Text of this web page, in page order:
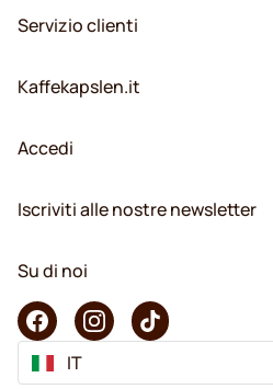
Servizio clienti
Kaffekapslen.it
Accedi
Iscriviti alle nostre newsletter
Su di noi
IT